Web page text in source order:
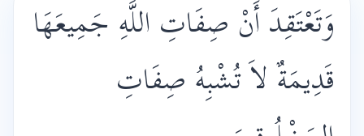
وَتَعْتَقِدَ أَنْ صِفَاتِ اللَّهِ جَمِيعَهَا
قَدِيمَةٌ لاَ تُشْبِهُ صِفَاتِ